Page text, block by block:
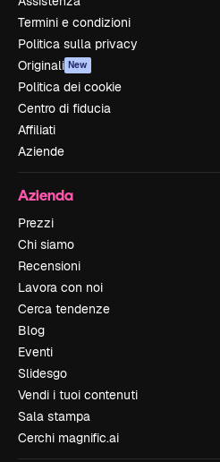
Termini e condizioni
Politica sulla privacy
Originali New
Politica dei cookie
Centro di fiducia
Affiliati
Aziende
Azienda
Prezzi
Chi siamo
Recensioni
Lavora con noi
Cerca tendenze
Blog
Eventi
Slidesgo
Vendi i tuoi contenuti
Sala stampa
Cerchi magnific.ai